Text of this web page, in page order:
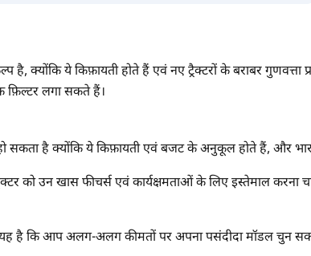
क्योंकि ये किफ़ायती होते हैं एवं नए ट्रैक्टरों के बराबर गुणवत्ता
फ़िल्टर लगा सकते हैं।
सकता है क्योंकि ये किफ़ायती एवं बजट के अनुकूल होते हैं, और
को उन खास फीचर्स एवं कार्यक्षमताओं के लिए इस्तेमाल करना
है कि आप अलग-अलग कीमतों पर अपना पसंदीदा मॉडल चुन